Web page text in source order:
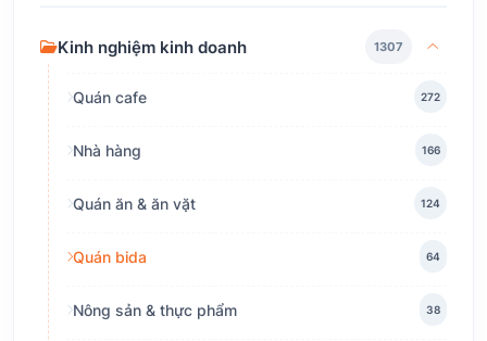
Kinh nghiệm kinh doanh 1307
Quán cafe 272
Nhà hàng 166
Quán ăn & ăn vặt 124
Quán bida 64
Nông sản & thực phẩm 38